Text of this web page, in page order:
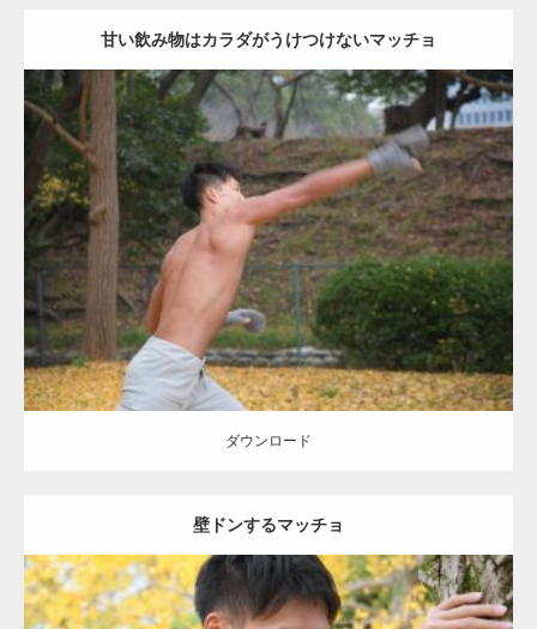
甘い飲み物はカラダがうけつけないマッチョ
Update:2021.07.8
Category: 公園のマッチョ その他 AKIHITO(細マッチョ) 背中
ダウンロード
ダウンロード
壁ドンするマッチョ